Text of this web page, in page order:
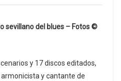
sevillano del blues – Fotos ©
y 17 discos editados,
y cantante de